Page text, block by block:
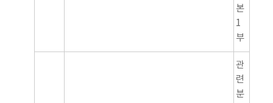
본
1
부
관
련
분